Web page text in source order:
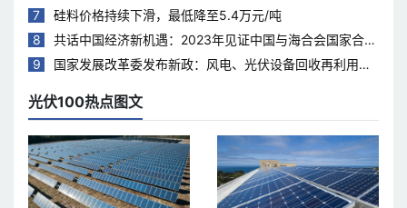
7
硅料价格持续下滑，最低降至5.4万元/吨
8
共话中国经济新机遇：2023年见证中国与海合会国家合作
热度持续升温
9
国家发展改革委发布新政：风电、光伏设备回收再利用，
光伏100热点图文